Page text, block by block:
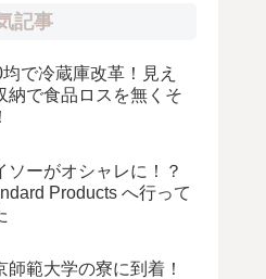
記事
で冷蔵庫改革！見え
納で食品ロスを無くそ
ソーがオシャレに！？
Products へ行って
師範大学の寮に到着！